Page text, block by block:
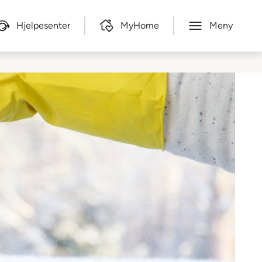
Hjelpesenter MyHome Meny